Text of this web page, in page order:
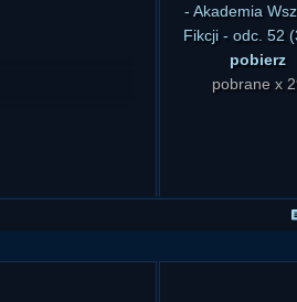
pobierz
pobrane x 29